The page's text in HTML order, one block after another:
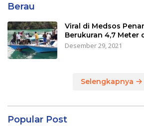
Berau
Viral di Medsos
Berukuran 4,7 Meter
Desember 29, 2021
Selengkapnya
Popular Post